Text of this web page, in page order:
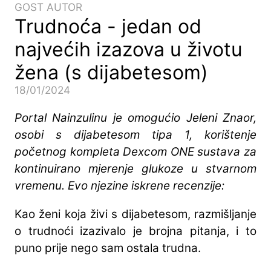
GOST AUTOR
Trudnoća - jedan od
najvećih izazova u životu
žena (s dijabetesom)
18/01/2024
Portal Nainzulinu je omogućio Jeleni Znaor,
osobi s dijabetesom tipa 1, korištenje
početnog kompleta Dexcom ONE sustava za
kontinuirano mjerenje glukoze u stvarnom
vremenu. Evo njezine iskrene recenzije:
Kao ženi koja živi s dijabetesom, razmišljanje
o trudnoći izazivalo je brojna pitanja, i to
puno prije nego sam ostala trudna.